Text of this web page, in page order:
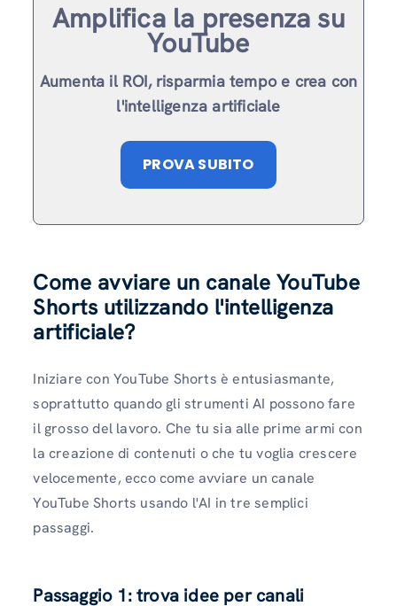
Amplifica la presenza su
YouTube
Aumenta il ROI, risparmia tempo e crea con
l'intelligenza artificiale
PROVA SUBITO
Come avviare un canale YouTube
Shorts utilizzando l'intelligenza
artificiale?
Iniziare con YouTube Shorts è entusiasmante,
soprattutto quando gli strumenti AI possono fare
il grosso del lavoro. Che tu sia alle prime armi con
la creazione di contenuti o che tu voglia crescere
velocemente, ecco come avviare un canale
YouTube Shorts usando l'AI in tre semplici
passaggi.
Passaggio 1: trova idee per canali